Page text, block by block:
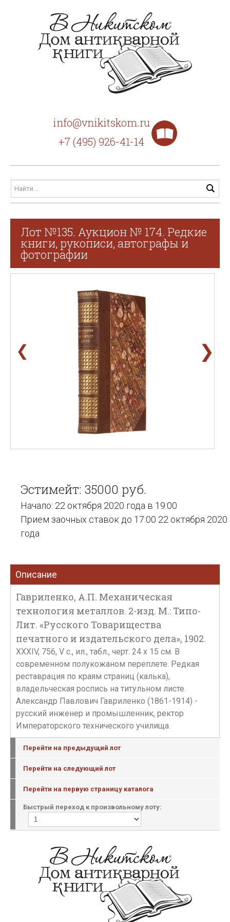
info@vnikitskom.ru
+7 (495) 926-41-14
Лот №135. Аукцион № 174. Редкие
книги, рукописи, автографы и
фотографии
❮ ❯
Эстимейт: 35000 руб.
Начало: 22 октября 2020 года в 19:00
Прием заочных ставок до 17:00 22 октября 2020
года
Описание
Гавриленко, А.П. Механическая
технология металлов. 2-изд. М.: Типо-
Лит. «Русского Товарищества
печатного и издательского дела», 1902.
XXXIV, 756, V с., ил., табл., черт. 24 х 15 см. В
современном полукожаном переплете. Редкая
реставрация по краям страниц (калька),
владельческая роспись на титульном листе.
Александр Павлович Гавриленко (1861-1914) -
русский инженер и промышленник, ректор
Императорского технического училища.
Перейти на предыдущий лот
Перейти на следующий лот
Перейти на первую страницу каталога
Быстрый переход к произвольному лоту: